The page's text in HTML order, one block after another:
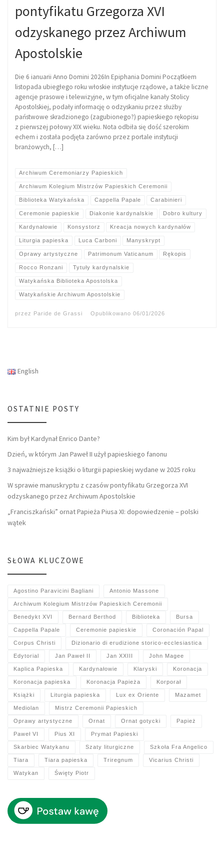
pontyfikatu Grzegorza XVI
odzyskanego przez Archiwum
Apostolskie
Die 6 ianuarii Anno Domini 2026In Epiphania Domini Początkiem
listopada ubiegłego roku włoskie instytucje rządowe, a także liczne
agencje prasowe i telewizyjne, w tym oficjalne kanały Stolicy
Apostolskiej, podały informację o odzyskaniu przez służby
państwowe skradzionego (zagubionego?) papieskiego rękopisu
z pierwszej połowy XIX wieku. Nota odbiła się dość szerokim
echem i została podjęta zarówno przez portale instytucji
branżowych, […]
Archiwum Ceremoniarzy Papieskich
Archiwum Kolegium Mistrzów Papieskich Ceremonii
Biblioteka Watykańska Cappella Papale Carabinieri
Ceremonie papieskie Diakonie kardynalskie Dobro kultury
Kardynałowie Konsystorz Kreacja nowych kardynałów
Liturgia papieska Luca Carboni Manyskrypt
Oprawy artystyczne Patrimonum Vaticanum Rękopis
Rocco Ronzani Tytuły kardynalskie
Watykańska Biblioteka Apostolska
Watykańskie Archiwum Apostolskie
przez Paride de Grassi Opublikowano 06/01/2026
English
OSTATNIE POSTY
Kim był Kardynał Enrico Dante?
Dzień, w którym Jan Paweł II użył papieskiego fanonu
3 najważniejsze książki o liturgii papieskiej wydane w 2025 roku
W sprawie manuskryptu z czasów pontyfikatu Grzegorza XVI
odzyskanego przez Archiwum Apostolskie
„Franciszkański” ornat Papieża Piusa XI: dopowiedzenie – polski
wątek
SŁOWA KLUCZOWE
Agostino Paravicini Bagliani Antonio Massone
Archiwum Kolegium Mistrzów Papieskich Ceremonii
Benedykt XVI Bernard Berthod Biblioteka Bursa
Cappella Papale Ceremonie papieskie Coronación Papal
Corpus Christi Dizionario di erudizione storico-ecclesiastica
Edytorial Jan Paweł II Jan XXIII John Magee
Kaplica Papieska Kardynałowie Klaryski Koronacja
Koronacja papieska Koronacja Papieża Korporał
Książki Liturgia papieska Lux ex Oriente Mazamet
Mediolan Mistrz Ceremonii Papieskich
Oprawy artystyczne Ornat Ornat gotycki Papież
Paweł VI Pius XI Prymat Papieski
Skarbiec Watykanu Szaty liturgiczne Szkoła Fra Angelico
Tiara Tiara papieska Triregnum Vicarius Christi
Watykan Święty Piotr